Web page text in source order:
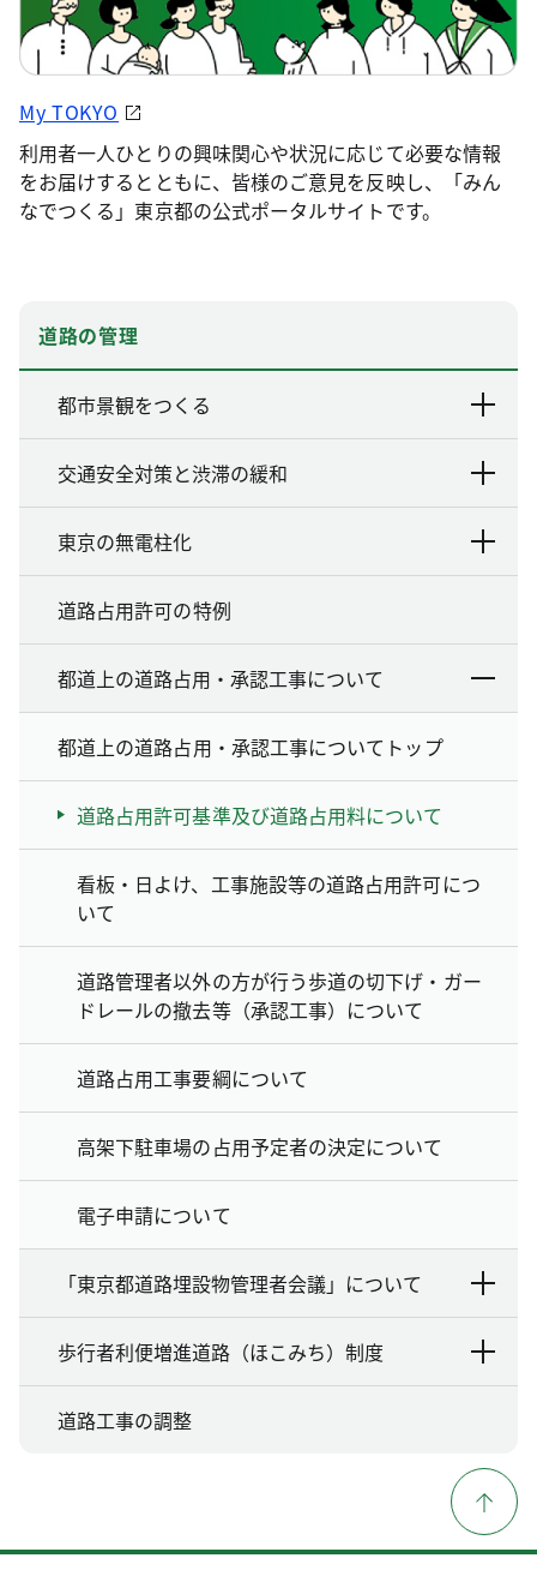
My TOKYO
利用者一人ひとりの興味関心や状況に応じて必要な情報
をお届けするとともに、皆様のご意見を反映し、「みん
なでつくる」東京都の公式ポータルサイトです。
道路の管理
都市景観をつくる
交通安全対策と渋滞の緩和
東京の無電柱化
道路占用許可の特例
都道上の道路占用・承認工事について
都道上の道路占用・承認工事についてトップ
道路占用許可基準及び道路占用料について
看板・日よけ、工事施設等の道路占用許可につ
いて
道路管理者以外の方が行う歩道の切下げ・ガー
ドレールの撤去等（承認工事）について
道路占用工事要綱について
高架下駐車場の占用予定者の決定について
電子申請について
「東京都道路埋設物管理者会議」について
歩行者利便増進道路（ほこみち）制度
道路工事の調整